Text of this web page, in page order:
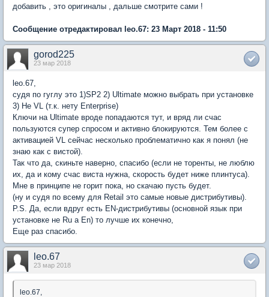
добавить , это оригиналы , дальше смотрите сами !
Сообщение отредактировал leo.67: 23 Март 2018 - 11:50
gorod225
23 мар 2018
leo.67,
судя по гуглу это 1)SP2 2) Ultimate можно выбрать при установке
3) Не VL (т.к. нету Enterprise)
Ключи на Ultimate вроде попадаются тут, и вряд ли счас
пользуются супер спросом и активно блокируются. Тем более с
активацией VL сейчас несколько проблематично как я понял (не
знаю как с вистой).
Так что да, скиньте наверно, спасибо (если не торенты, не люблю
их, да и кому счас виста нужна, скорость будет ниже плинтуса).
Мне в принципе не горит пока, но скачаю пусть будет.
(ну и судя по всему для Retail это самые новые дистрибутивы).
P.S. Да, если вдруг есть EN-дистрибутивы (основной язык при
установке не Ru а En) то лучше их конечно,
Еще раз спасибо.
leo.67
23 мар 2018
leo.67,